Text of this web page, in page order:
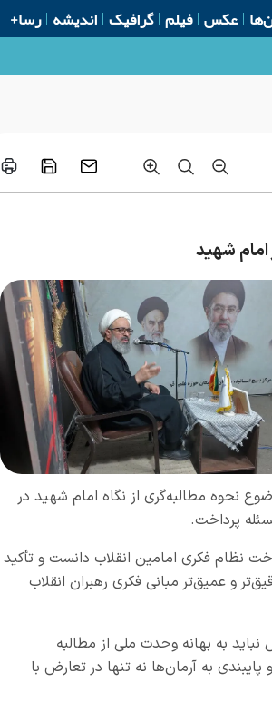
عکس فیلم گرافیک اندیشه رسا+
امام شهید
نحوه مطالبه‌گری از نگاه امام شهید در
پرداخت.
نظام فکری امامین انقلاب دانست و تأکید
و عمیق‌تر مبانی فکری رهبران انقلاب
به بهانه وحدت ملی از مطالبه
به آرمان‌ها نه تنها در تعارض با